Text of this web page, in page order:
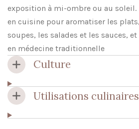
exposition à mi-ombre ou au
en cuisine pour aromatiser les
soupes, les salades et les sauces,
en médecine traditionnelle
Culture
Utilisations